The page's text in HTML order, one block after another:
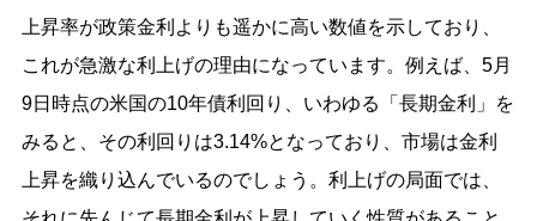
上昇率が政策金利よりも遥かに高い数値を示しており、
これが急激な利上げの理由になっています。例えば、5月
9日時点の米国の10年債利回り、いわゆる「長期金利」を
みると、その利回りは3.14%となっており、市場は金利
上昇を織り込んでいるのでしょう。利上げの局面では、